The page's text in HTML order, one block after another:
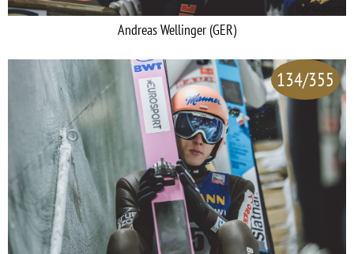
Andreas Wellinger (GER)
134/355